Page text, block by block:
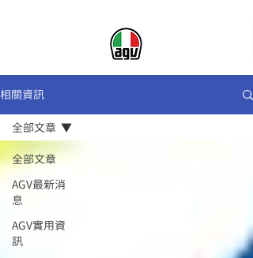
相關資訊
全部文章
AGV最新消
息
AGV實用資
訊
全部文章